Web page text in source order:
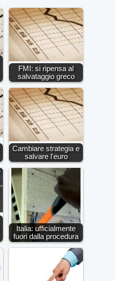
FMI: si ripensa al
salvataggio greco
Cambiare strategia e
salvare l'euro
Italia: ufficialmente
fuori dalla procedura